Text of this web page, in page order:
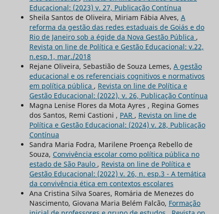
Educacional: (2023) v. 27, Publicação Contínua
Sheila Santos de Oliveira, Miriam Fábia Alves, A
reforma da gestão das redes estaduais de Goiás e do
Rio de Janeiro sob a égide da Nova Gestão Pública ,
Revista on line de Política e Gestão Educacional: v.22,
n.esp.1, mar./2018
Rejane Oliveira, Sebastião de Souza Lemes, A gestão
educacional e os referenciais cognitivos e normativos
em política pública , Revista on line de Política e
Gestão Educacional: (2022), v. 26, Publicação Contínua
Magna Lenise Flores da Mota Ayres , Regina Gomes
dos Santos, Remi Castioni , PAR , Revista on line de
Política e Gestão Educacional: (2024) v. 28, Publicação
Contínua
Sandra Maria Fodra, Marilene Proença Rebello de
Souza, Convivência escolar como política pública no
estado de São Paulo , Revista on line de Política e
Gestão Educacional: (2022) v. 26, n. esp.3 - A temática
da convivência ética em contextos escolares
Ana Cristina Silva Soares, Romária de Menezes do
Nascimento, Giovana Maria Belém Falcão, Formação